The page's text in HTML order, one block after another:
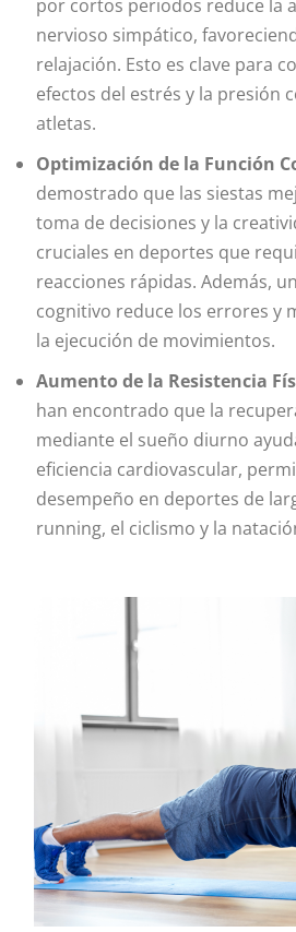
por cortos periodos reduce la
nervioso simpático,
relajación. Esto es clave para
efectos del estrés y la presión
atletas.
Optimización de la Función
demostrado que las siestas
toma de decisiones y la
cruciales en deportes que
reacciones rápidas. Además,
cognitivo reduce los errores y
la ejecución de movimientos.
Aumento de la Resistencia
han encontrado que la
mediante el sueño diurno
eficiencia cardiovascular,
desempeño en deportes de
running, el ciclismo y la